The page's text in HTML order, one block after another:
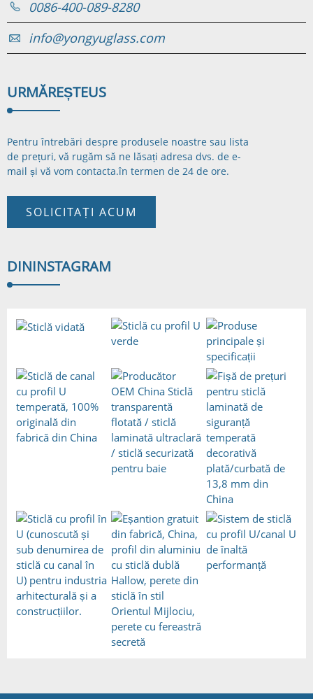
0086-400-089-8280
info@yongyuglass.com
URMĂREȘTEUS
Pentru întrebări despre produsele noastre sau lista
de prețuri, vă rugăm să ne lăsați adresa dvs. de e-
mail și vă vom contacta.în termen de 24 de ore.
SOLICITAȚI ACUM
DININSTAGRAM